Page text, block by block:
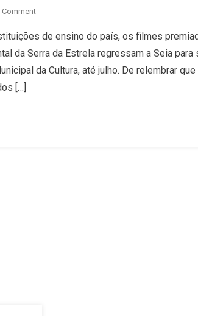
CommentOn
Vencedores
CineEco’25
Regressam
de ensino do país, os filmes
da Serra da Estrela regressam a Seia
da Cultura, até julho. De relembrar
[…]